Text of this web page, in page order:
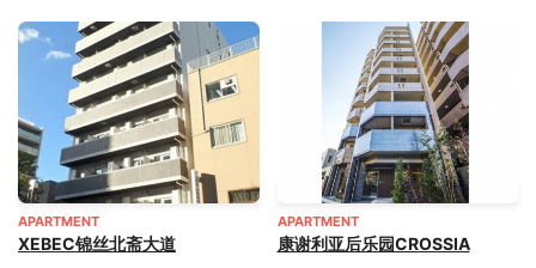
APARTMENT
XEBEC锦丝北斋大道
APARTMENT
康谢利亚后乐园CROSSIA